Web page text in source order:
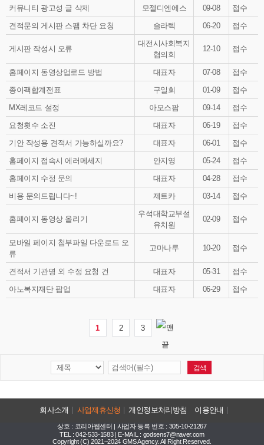
커뮤니티 광고성 글 삭제 모젤디엔에스 09-08
접수
견적문의 게시판 스팸 차단 요청
솔라텍 06-20 접수
게시판 작성시 오류
대전시사회복지
협의회
12-10 접수
홈페이지 동영상업로드 방법 대표자 07-08
접수
종이팩합계전표
구일회 01-09
접수
MX레코드 설정
아모스팜 09-14
접수
요청횟수 소진
대표자 06-19
접수
기안 작성용 견적서 가능하실까요?
대표자 06-01
접수
홈페이지 접속시 에러메세지
안지영 05-24
접수
홈페이지 수정 문의
대표자 04-28
접수
비용 문의드립니다~!
제트카 03-14 접수
홈페이지 동영상 올리기
우석대학교부설
유치원
02-09 접수
모바일 페이지 첨부파일 다운로드 오
류
고마나루 10-20 접수
견적서 기관명 외 수정 요청 건 대표자 05-31
접수
아노복지재단 팝업
대표자 06-29 접수
1 2 3
회사소개 사업제휴신청 개인정보처리방침 이용안내
상호 : 코리아웹센터 | 사업자 등록 번호 : 305-10-21267
TEL : 042-533-1583 | E-MAIL : godsens7@naver.com
Copyright (C) 2021~2024 GMS Agency. All Right Reserved.